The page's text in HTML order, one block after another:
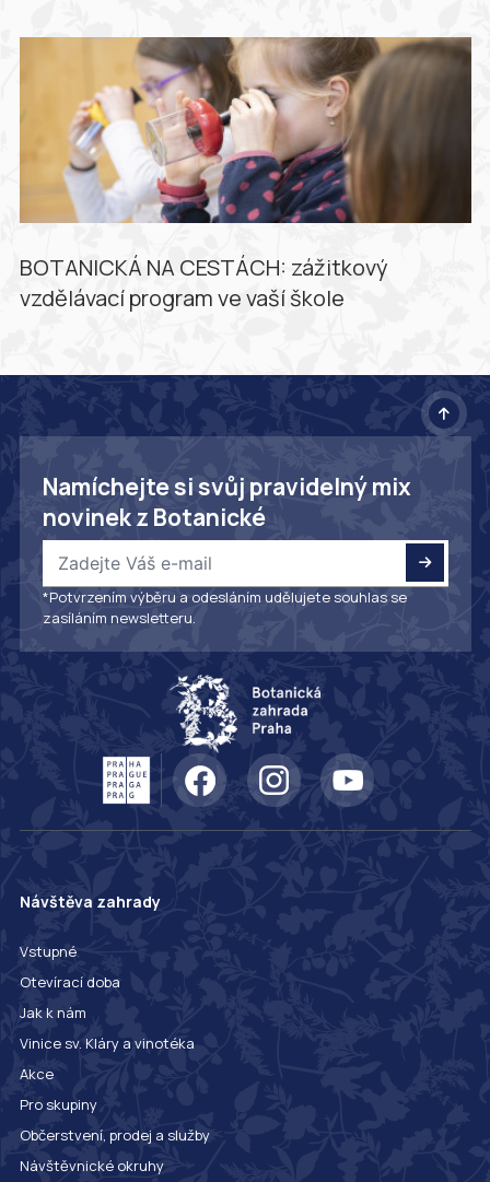
BOTANICKÁ NA CESTÁCH: zážitkový
vzdělávací program ve vaší škole
Namíchejte si svůj pravidelný mix
novinek z Botanické
*Potvrzením výběru a odesláním udělujete souhlas se
zasíláním newsletteru.
Návštěva zahrady
Vstupné
Otevírací doba
Jak k nám
Vinice sv. Kláry a vinotéka
Akce
Pro skupiny
Občerstvení, prodej a služby
Návštěvnické okruhy